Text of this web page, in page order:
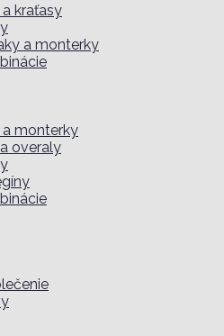
kraťasy
a monterky
a monterky
overaly